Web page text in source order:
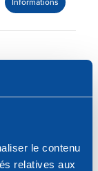
le contenu
relatives aux
2 mm pour